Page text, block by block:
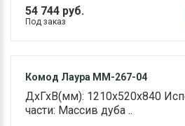
54 744 руб.
Под заказ
Комод Лаура ММ-267-04
ДхГхВ(мм): 1210х520х840
части: Массив дуба ..